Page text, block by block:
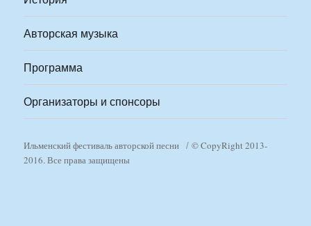
Авторская музыка
Программа
Организаторы и спонсоры
Ильменский фестиваль авторской песни
© CopyRight 2013-
2016. Все права защищены